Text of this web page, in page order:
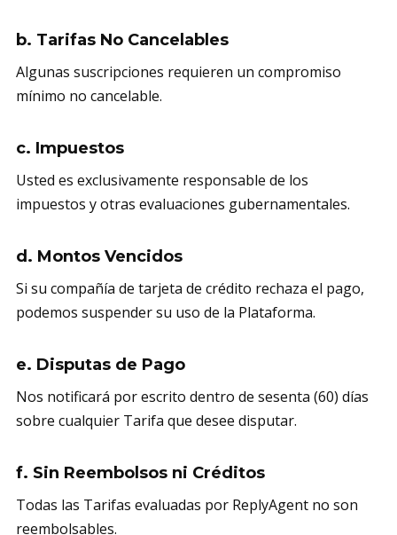
b. Tarifas No Cancelables
Algunas suscripciones requieren un compromiso
mínimo no cancelable.
c. Impuestos
Usted es exclusivamente responsable de los
impuestos y otras evaluaciones gubernamentales.
d. Montos Vencidos
Si su compañía de tarjeta de crédito rechaza el pago,
podemos suspender su uso de la Plataforma.
e. Disputas de Pago
Nos notificará por escrito dentro de sesenta (60) días
sobre cualquier Tarifa que desee disputar.
f. Sin Reembolsos ni Créditos
Todas las Tarifas evaluadas por ReplyAgent no son
reembolsables.